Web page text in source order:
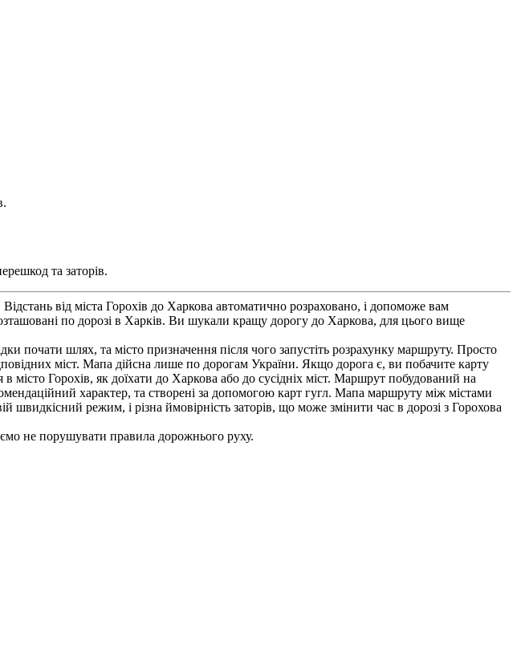
та заторів.
від міста Горохів до Харкова автоматично розраховано, і допоможе вам
по дорозі в Харків. Ви шукали кращу дорогу до Харкова, для цього вище
почати шлях, та місто призначення після чого запустіть розрахунку маршруту. Просто
міст. Мапа дійсна лише по дорогам України. Якщо дорога є, ви побачите карту
місто Горохів, як доїхати до Харкова або до сусідніх міст. Маршрут побудований на
характер, та створені за допомогою карт гугл. Мапа маршруту між містами
режим, і різна ймовірність заторів, що може змінити час в дорозі з Горохова
не порушувати правила дорожнього руху.